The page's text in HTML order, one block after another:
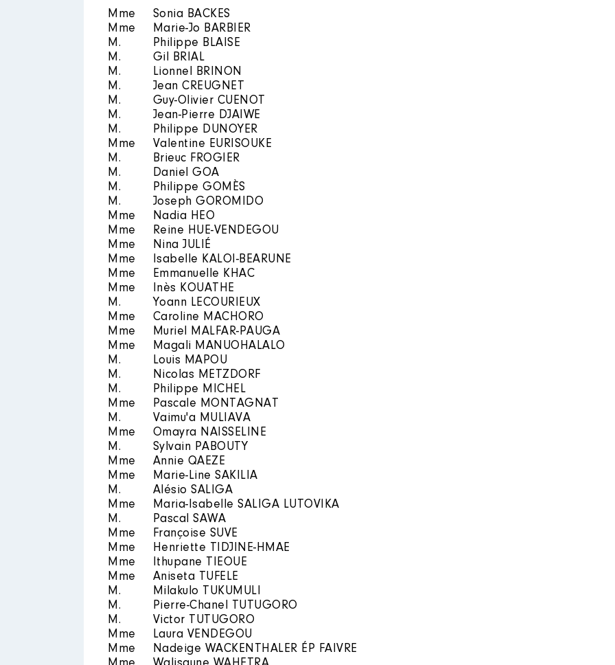
Mme
Sonia BACKES
Mme
Marie-Jo BARBIER
M.
Philippe BLAISE
M.
Gil BRIAL
M.
Lionnel BRINON
M.
Jean CREUGNET
M.
Guy-Olivier CUENOT
M.
Jean-Pierre DJAIWE
M.
Philippe DUNOYER
Mme
Valentine EURISOUKE
M.
Brieuc FROGIER
M.
Daniel GOA
M.
Philippe GOMÈS
M.
Joseph GOROMIDO
Mme
Nadia HEO
Mme
Reine HUE-VENDEGOU
Mme
Nina JULIÉ
Mme
Isabelle KALOI-BEARUNE
Mme
Emmanuelle KHAC
Mme
Inès KOUATHE
M.
Yoann LECOURIEUX
Mme
Caroline MACHORO
Mme
Muriel MALFAR-PAUGA
Mme
Magali MANUOHALALO
M.
Louis MAPOU
M.
Nicolas METZDORF
M.
Philippe MICHEL
Mme
Pascale MONTAGNAT
M.
Vaimu'a MULIAVA
Mme
Omayra NAISSELINE
M.
Sylvain PABOUTY
Mme
Annie QAEZE
Mme
Marie-Line SAKILIA
M.
Alésio SALIGA
Mme
Maria-Isabelle SALIGA LUTOVIKA
M.
Pascal SAWA
Mme
Françoise SUVE
Mme
Henriette TIDJINE-HMAE
Mme
Ithupane TIEOUE
Mme
Aniseta TUFELE
M.
Milakulo TUKUMULI
M.
Pierre-Chanel TUTUGORO
M.
Victor TUTUGORO
Mme
Laura VENDEGOU
Mme
Nadeige WACKENTHALER ÉP FAIVRE